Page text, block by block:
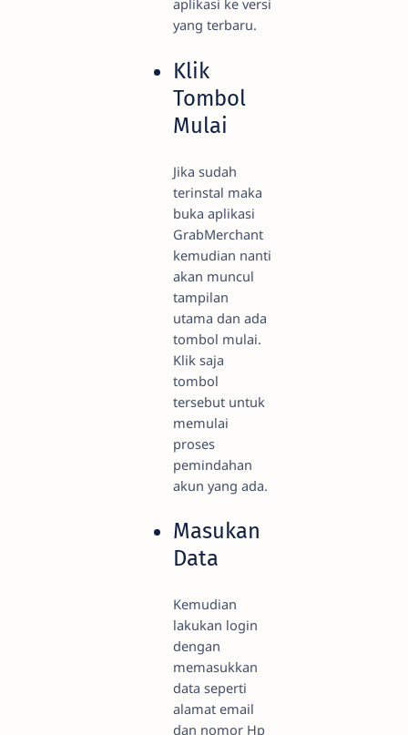
aplikasi ke versi
yang terbaru.
Klik
Tombol
Mulai
Jika sudah
terinstal maka
buka aplikasi
GrabMerchant
kemudian nanti
akan muncul
tampilan
utama dan ada
tombol mulai.
Klik saja
tombol
tersebut untuk
memulai
proses
pemindahan
akun yang ada.
Masukan
Data
Kemudian
lakukan login
dengan
memasukkan
data seperti
alamat email
dan nomor Hp